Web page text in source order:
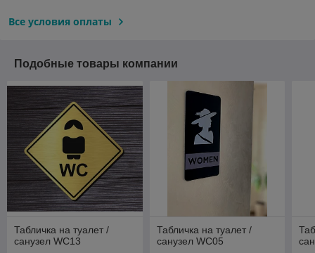
Все условия оплаты
Подобные товары компании
Табличка на туалет /
санузел WC13
Табличка на туалет /
санузел WC05